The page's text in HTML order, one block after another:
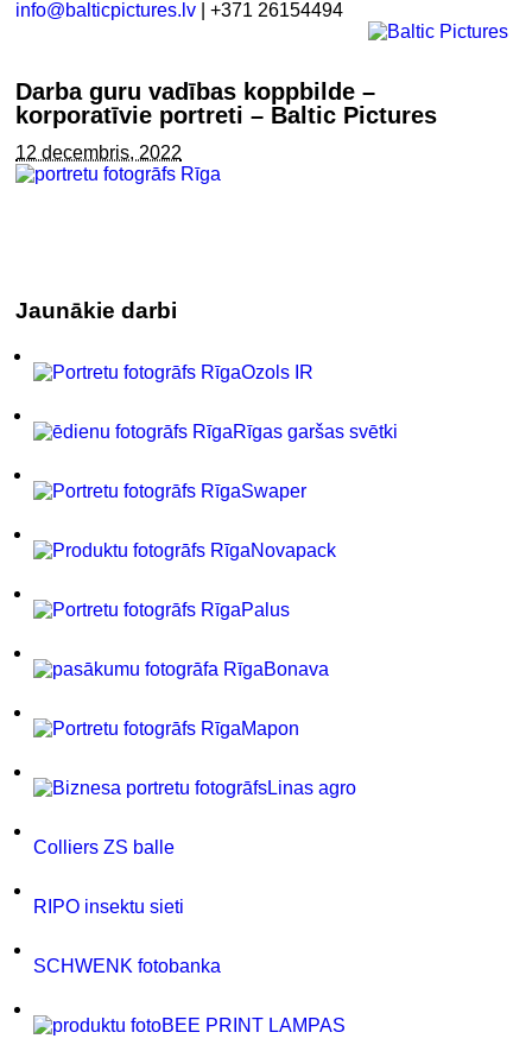
info@balticpictures.lv | +371 26154494
Darba guru vadības koppbilde –
korporatīvie portreti – Baltic Pictures
12 decembris, 2022
Jaunākie darbi
Ozols IR
Rīgas garšas svētki
Swaper
Novapack
Palus
Bonava
Mapon
Linas agro
Colliers ZS balle
RIPO insektu sieti
SCHWENK fotobanka
BEE PRINT LAMPAS